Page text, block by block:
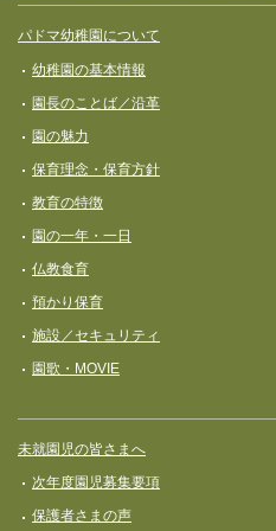
ー
ジ
ナ
ビ
ゲ
ー
シ
ョ
ン
フッターコンテンツ
パドマ幼稚園について
幼稚園の基本情報
園長のことば／沿革
園の魅力
保育理念・保育⽅針
教育の特徴
園の一年・一日
仏教食育
預かり保育
施設／セキュリティ
園歌・MOVIE
未就園児の皆さまへ
次年度園児募集要項
保護者さまの声